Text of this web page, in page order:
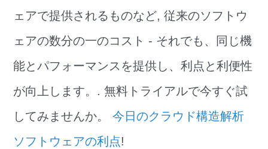
ェアで提供されるものなど, 従来のソフトウ
ェアの数分の一のコスト - それでも、同じ機
能とパフォーマンスを提供し、利点と利便性
が向上します。. 無料トライアルで今すぐ試
してみませんか。今日のクラウド構造解析
ソフトウェアの利点!